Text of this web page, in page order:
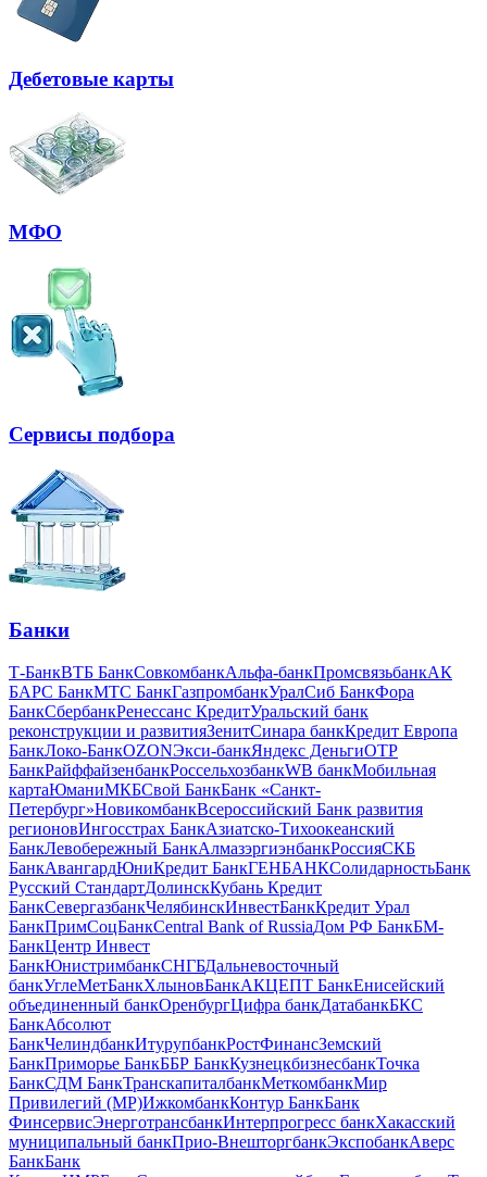
Дебетовые карты
МФО
Сервисы подбора
Банки
Т-БанкВТБ БанкСовкомбанкАльфа-банкПромсвязьбанкАК
БАРС БанкМТС БанкГазпромбанкУралСиб БанкФора
БанкСбербанкРенессанс КредитУральский банк
реконструкции и развитияЗенитСинара банкКредит Европа
БанкЛоко-БанкOZONЭкси-банкЯндекс ДеньгиOTP
БанкРайффайзенбанкРоссельхозбанкWB банкМобильная
картаЮманиМКБСвой БанкБанк «Санкт-
Петербург»НовикомбанкВсероссийский Банк развития
регионовИнгосстрах БанкАзиатско-Тихоокеанский
БанкЛевобережный БанкАлмазэргиэнбанкРоссияСКБ
БанкАвангардЮниКредит БанкГЕНБАНКСолидарностьБанк
Русский СтандартДолинскКубань Кредит
БанкСевергазбанкЧелябинскИнвестБанкКредит Урал
БанкПримСоцБанкCentral Bank of RussiaДом РФ БанкБМ-
БанкЦентр Инвест
БанкЮнистримбанкСНГБДальневосточный
банкУглеМетБанкХлыновБанкАКЦЕПТ БанкЕнисейский
объединенный банкОренбургЦифра банкДатабанкБКС
БанкАбсолют
БанкЧелиндбанкИтурупбанкРостФинансЗемский
БанкПриморье БанкББР БанкКузнецкбизнесбанкТочка
БанкСДМ БанкТранскапиталбанкМеткомбанкМир
Привилегий (MP)ИжкомбанкКонтур БанкБанк
ФинсервисЭнерготрансбанкИнтерпрогресс банкХакасский
муниципальный банкПрио-ВнешторгбанкЭкспобанкАверс
БанкБанк